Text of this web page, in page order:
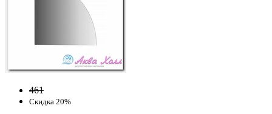
461
Скидка 20%